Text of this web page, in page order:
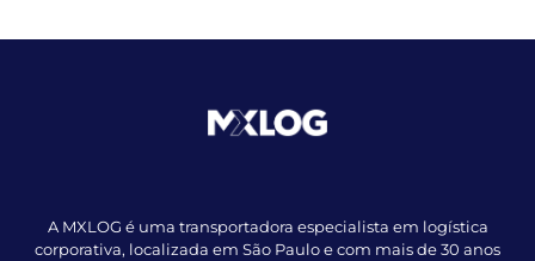
A MXLOG é uma transportadora especialista em logística
corporativa, localizada em São Paulo e com mais de 30 anos